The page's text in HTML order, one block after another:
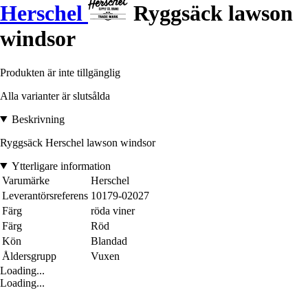
Herschel
Ryggsäck lawson
windsor
Produkten är inte tillgänglig
Alla varianter är slutsålda
Beskrivning
Ryggsäck Herschel lawson windsor
Ytterligare information
Varumärke
Herschel
Leverantörsreferens 10179-02027
Färg
röda viner
Färg
Röd
Kön
Blandad
Åldersgrupp
Vuxen
Loading...
Loading...